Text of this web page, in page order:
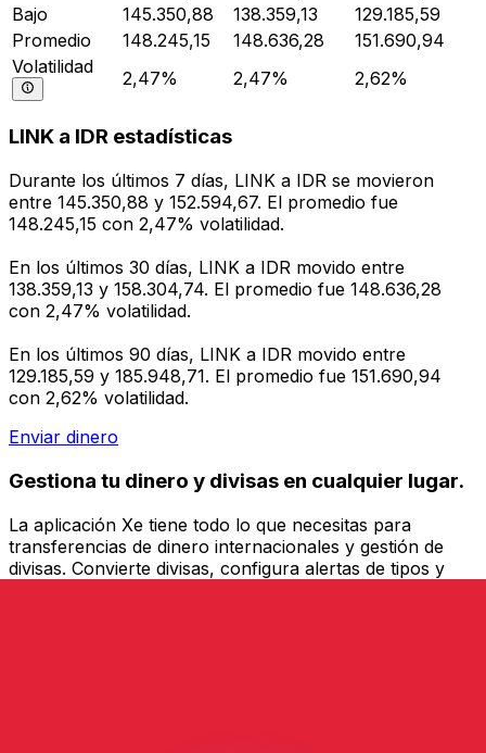
Bajo
145.350,88 138.359,13
129.185,59
Promedio
148.245,15 148.636,28
151.690,94
Volatilidad
2,47% 2,47% 2,62%
LINK a IDR estadísticas
Durante los últimos 7 días, LINK a IDR se movieron
entre 145.350,88 y 152.594,67. El promedio fue
148.245,15 con 2,47% volatilidad.
En los últimos 30 días, LINK a IDR movido entre
138.359,13 y 158.304,74. El promedio fue 148.636,28
con 2,47% volatilidad.
En los últimos 90 días, LINK a IDR movido entre
129.185,59 y 185.948,71. El promedio fue 151.690,94
con 2,62% volatilidad.
Enviar dinero
Gestiona tu dinero y divisas en cualquier lugar.
La aplicación Xe tiene todo lo que necesitas para
transferencias de dinero internacionales y gestión de
divisas. Convierte divisas, configura alertas de tipos y